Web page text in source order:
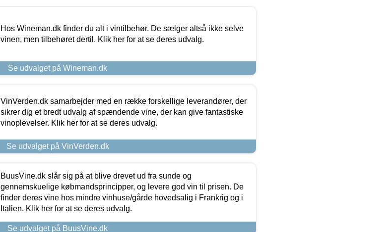
Hos Wineman.dk finder du alt i vintilbehør. De sælger altså ikke selve
vinen, men tilbehøret dertil. Klik her for at se deres udvalg.
Se udvalget på Wineman.dk
VinVerden.dk samarbejder med en række forskellige leverandører, der
sikrer dig et bredt udvalg af spændende vine, der kan give fantastiske
vinoplevelser. Klik her for at se deres udvalg.
Se udvalget på VinVerden.dk
BuusVine.dk slår sig på at blive drevet ud fra sunde og
gennemskuelige købmandsprincipper, og levere god vin til prisen. De
finder deres vine hos mindre vinhuse/gårde hovedsalig i Frankrig og i
Italien. Klik her for at se deres udvalg.
Se udvalget på BuusVine.dk